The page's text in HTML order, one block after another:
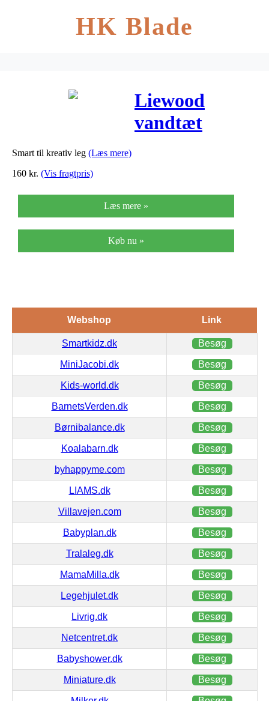
HK Blade
Liewood
vandtæt
Rose
Smart til kreativ leg (Læs mere)
160 kr. (Vis fragtpris)
Læs mere »
Køb nu »
Webshop Link
Smartkidz.dk Besøg
MiniJacobi.dk Besøg
Kids-world.dk Besøg
BarnetsVerden.dk Besøg
Børnibalance.dk Besøg
Koalabarn.dk Besøg
byhappyme.com Besøg
LIAMS.dk Besøg
Villavejen.com Besøg
Babyplan.dk Besøg
Tralaleg.dk Besøg
MamaMilla.dk Besøg
Legehjulet.dk Besøg
Livrig.dk Besøg
Netcentret.dk Besøg
Babyshower.dk Besøg
Miniature.dk Besøg